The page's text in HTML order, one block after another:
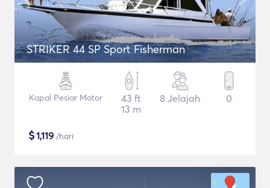
STRIKER 44 SP Sport Fisherman
Kapal Pesiar Motor
43 ft
13 m
8 Jelajah 0
$1,119 /hari